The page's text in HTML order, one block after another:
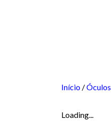
Início /Óculos
Loading...